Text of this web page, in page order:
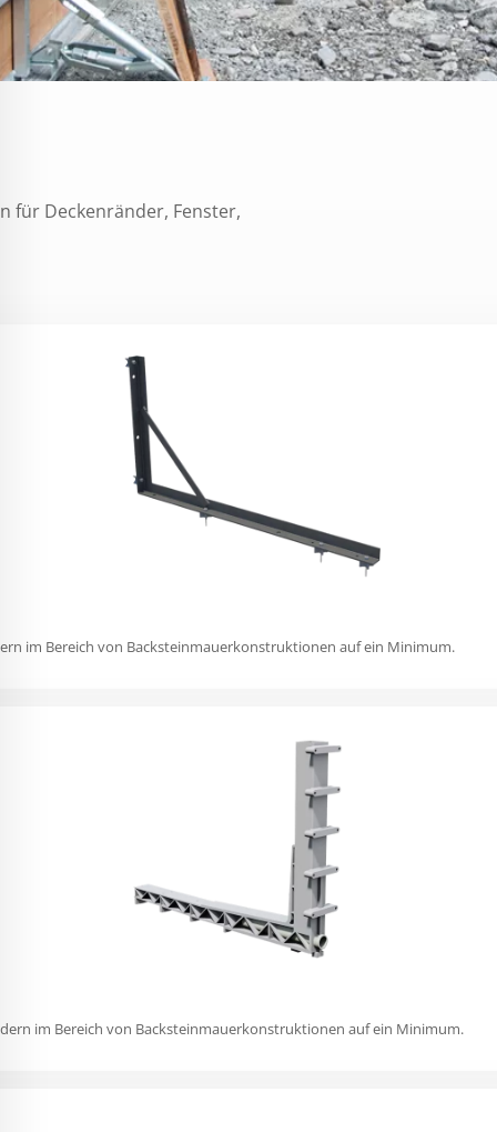
für Deckenränder, Fenster,
im Bereich von Backsteinmauerkonstruktionen auf ein Minimum.
im Bereich von Backsteinmauerkonstruktionen auf ein Minimum.